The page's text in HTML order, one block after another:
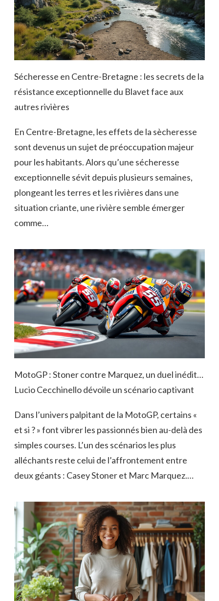
Sécheresse en Centre-Bretagne : les secrets de la
résistance exceptionnelle du Blavet face aux
autres rivières
En Centre-Bretagne, les effets de la sècheresse
sont devenus un sujet de préoccupation majeur
pour les habitants. Alors qu’une sécheresse
exceptionnelle sévit depuis plusieurs semaines,
plongeant les terres et les rivières dans une
situation criante, une rivière semble émerger
comme…
MotoGP : Stoner contre Marquez, un duel inédit…
Lucio Cecchinello dévoile un scénario captivant
Dans l’univers palpitant de la MotoGP, certains «
et si ? » font vibrer les passionnés bien au-delà des
simples courses. L’un des scénarios les plus
alléchants reste celui de l’affrontement entre
deux géants : Casey Stoner et Marc Marquez.…